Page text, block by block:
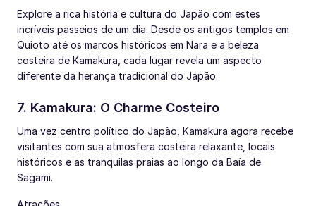
Explore a rica história e cultura do Japão com estes
incríveis passeios de um dia. Desde os antigos templos em
Quioto até os marcos históricos em Nara e a beleza
costeira de Kamakura, cada lugar revela um aspecto
diferente da herança tradicional do Japão.
7. Kamakura: O Charme Costeiro
Uma vez centro político do Japão, Kamakura agora recebe
visitantes com sua atmosfera costeira relaxante, locais
históricos e as tranquilas praias ao longo da Baía de
Sagami.